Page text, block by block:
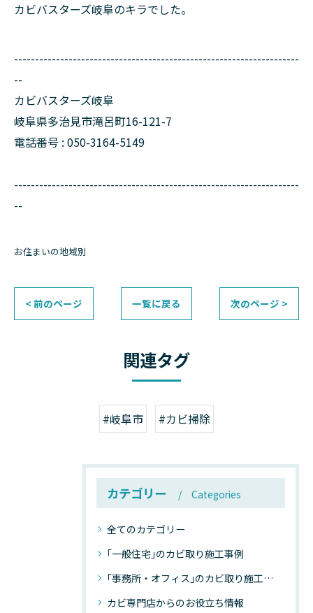
カビバスターズ岐阜のキラでした。
--------------------------------------------------------------------
--
カビバスターズ岐阜
岐阜県多治見市滝呂町16-121-7
電話番号 : 050-3164-5149
--------------------------------------------------------------------
--
お住まいの地域別
< 前のページ 一覧に戻る 次のページ >
関連タグ
#岐阜市 #カビ掃除
カテゴリー Categories
全てのカテゴリー
｢一般住宅｣のカビ取り施工事例
｢事務所・オフィス｣のカビ取り施工事例
カビ専門店からのお役立ち情報